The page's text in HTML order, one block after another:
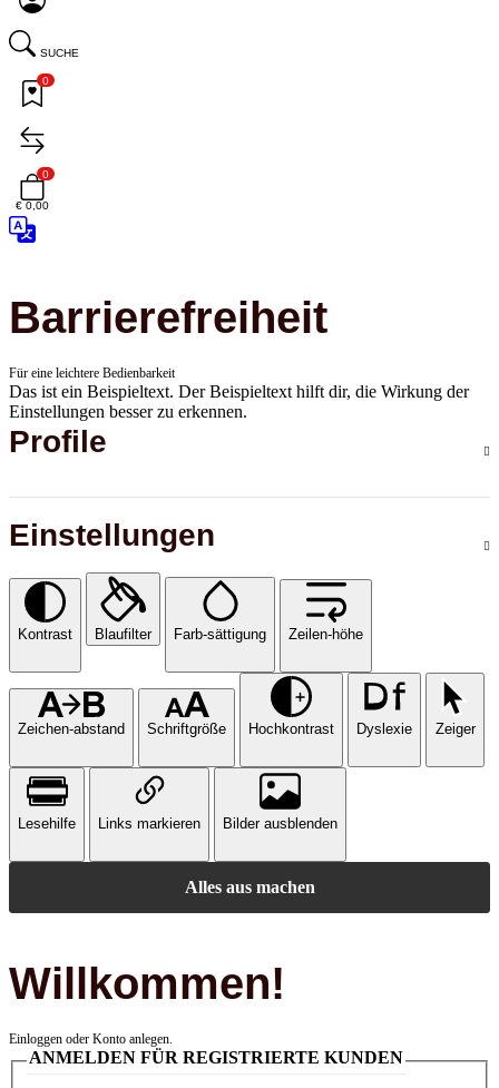
SUCHE
0
0
€ 0,00
Barrierefreiheit
Für eine leichtere Bedienbarkeit
Das ist ein Beispieltext. Der Beispieltext hilft dir, die Wirkung der
Einstellungen besser zu erkennen.
Profile
Einstellungen
Kontrast Blaufilter Farb-sättigung Zeilen-höhe
Zeichen-abstand Schriftgröße Hochkontrast Dyslexie Zeiger
Lesehilfe Links markieren Bilder ausblenden
Alles aus machen
Willkommen!
Einloggen oder Konto anlegen.
ANMELDEN FÜR REGISTRIERTE KUNDEN